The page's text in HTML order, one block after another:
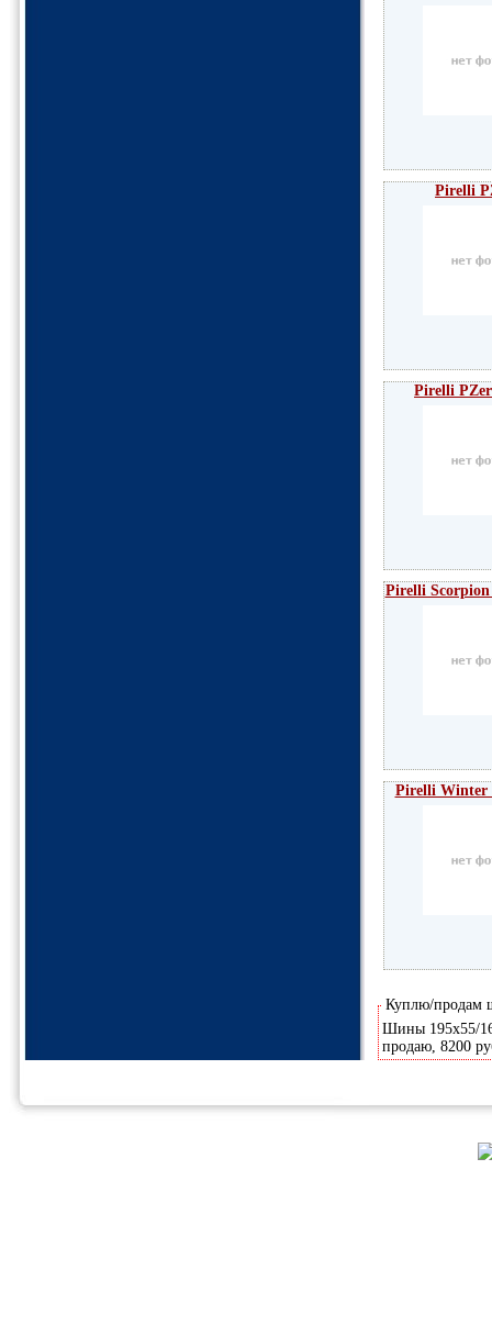
Pirelli
Pirelli
Pirelli
Pirelli Winter
Куплю/продам
Шины 195х55/
продаю, 8200